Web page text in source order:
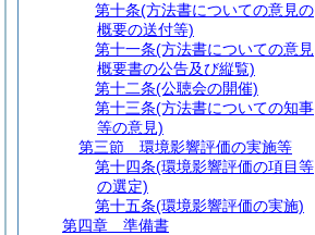
第十条(方法書についての意見の
概要の送付等)
第十一条(方法書についての意見
概要書の公告及び縦覧)
第十二条(公聴会の開催)
第十三条(方法書についての知事
等の意見)
第三節
環境影響評価の実施等
第十四条(環境影響評価の項目等
の選定)
第十五条(環境影響評価の実施)
第四章
準備書